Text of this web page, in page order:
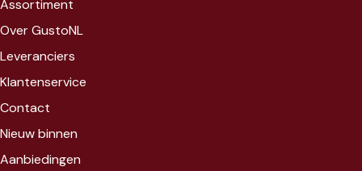
Assortiment
Over GustoNL
Leveranciers
Klantenservice
Contact
Nieuw binnen
Aanbiedingen